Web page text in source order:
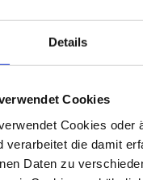
Details
Cookies
Cookies oder
verarbeitet die damit
Daten zu
dhpg aufmerksam